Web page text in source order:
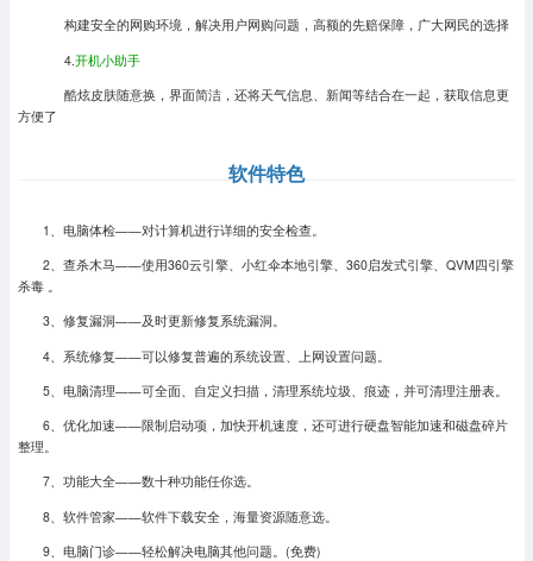
构建安全的网购环境，解决用户网购问题，高额的先赔保障，广大网民的选择
4. 开机小助手
酷炫皮肤随意换，界面简洁，还将天气信息、新闻等结合在一起，获取信息更
方便了
软件特色
1、电脑体检——对计算机进行详细的安全检查。
2、查杀木马——使用360云引擎、小红伞本地引擎、360启发式引擎、QVM四引擎
杀毒 。
3、修复漏洞——及时更新修复系统漏洞。
4、系统修复——可以修复普遍的系统设置、上网设置问题。
5、电脑清理——可全面、自定义扫描，清理系统垃圾、痕迹，并可清理注册表。
6、优化加速——限制启动项，加快开机速度，还可进行硬盘智能加速和磁盘碎片
整理。
7、功能大全——数十种功能任你选。
8、软件管家——软件下载安全，海量资源随意选。
9、电脑门诊——轻松解决电脑其他问题。(免费)